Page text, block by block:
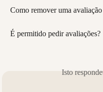
Como remover uma
É permitido pedir avaliações?
Isto